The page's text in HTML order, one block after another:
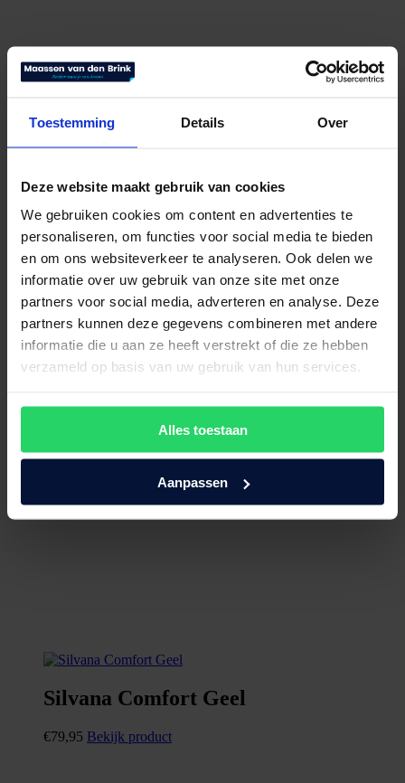
Toestemming Details Over
Deze website maakt gebruik van cookies
We gebruiken cookies om content en advertenties te
personaliseren, om functies voor social media te bieden
en om ons websiteverkeer te analyseren. Ook delen we
informatie over uw gebruik van onze site met onze
partners voor social media, adverteren en analyse. Deze
partners kunnen deze gegevens combineren met andere
informatie die u aan ze heeft verstrekt of die ze hebben
verzameld op basis van uw gebruik van hun services.
Alles toestaan
Aanpassen
Equilli hoofdkussen Latex
€179,00 Bekijk product
Silvana Comfort Geel
€79,95 Bekijk product